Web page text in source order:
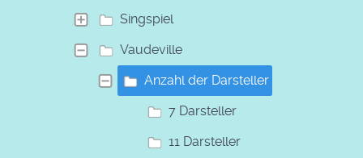
Singspiel
Vaudeville
Anzahl der Darsteller
7 Darsteller
11 Darsteller